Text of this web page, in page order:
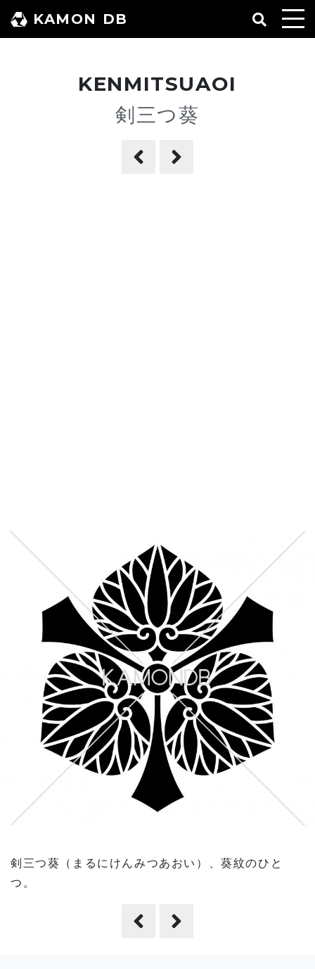
ン
KAMON DB
KENMITSUAOI
剣三つ葵
剣三つ葵（まるにけんみつあおい）、葵紋のひと
つ。